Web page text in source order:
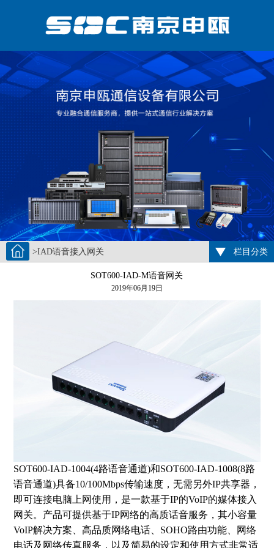
>IAD语音接入网关 栏目分类
SOT600-IAD-M语音网关
2019年06月19日
SOT600-IAD-1004(4路语音通道)和SOT600-IAD-1008(8路
语音通道)具备10/100Mbps传输速度，无需另外IP共享器，
即可连接电脑上网使用，是一款基于IP的VoIP的媒体接入
网关。产品可提供基于IP网络的高质话音服务，其小容量
VoIP解决方案、高品质网络电话、SOHO路由功能、网络
电话及网络传真服务，以及简易的设定和使用方式非常适